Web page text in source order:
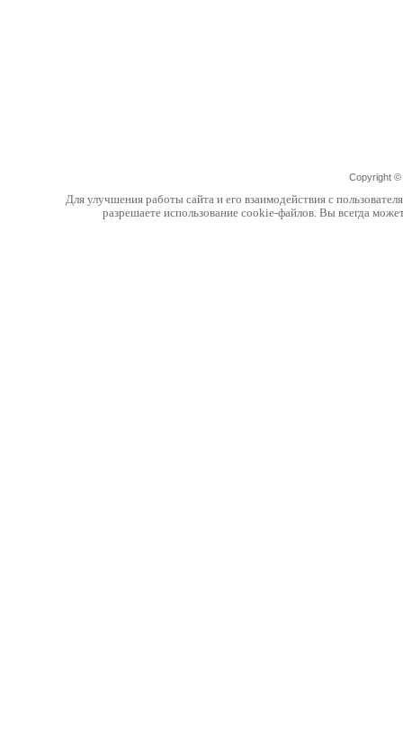
Copyright ©
Для улучшения работы сайта и его взаимодействия с
разрешаете использование cookie-файлов. Вы всегда